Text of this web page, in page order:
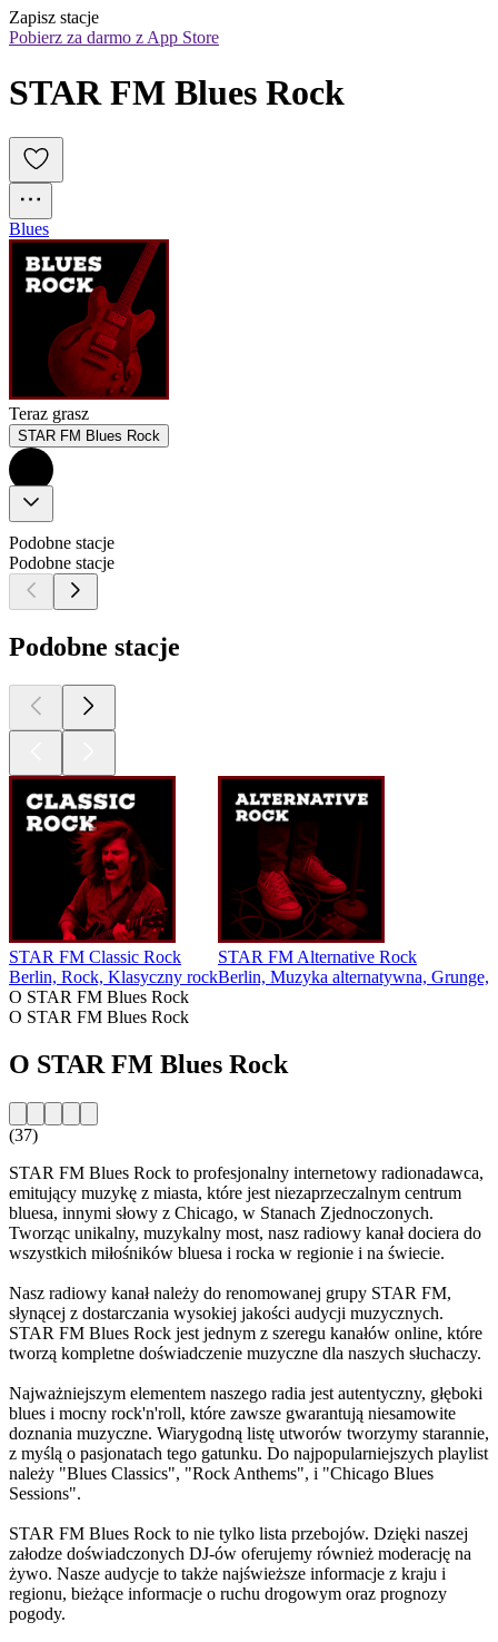
Zapisz stacje
Pobierz za darmo z App Store
STAR FM Blues Rock
Blues
Teraz grasz
STAR FM Blues Rock
Podobne stacje
Podobne stacje
Podobne stacje
STAR FM Classic Rock
Berlin, Rock, Klasyczny rock
STAR FM Alternative Rock
Berlin, Muzyka alternatywna, Grunge,
O STAR FM Blues Rock
O STAR FM Blues Rock
O STAR FM Blues Rock
(37)
STAR FM Blues Rock to profesjonalny internetowy radionadawca,
emitujący muzykę z miasta, które jest niezaprzeczalnym centrum
bluesa, innymi słowy z Chicago, w Stanach Zjednoczonych.
Tworząc unikalny, muzykalny most, nasz radiowy kanał dociera do
wszystkich miłośników bluesa i rocka w regionie i na świecie.
Nasz radiowy kanał należy do renomowanej grupy STAR FM,
słynącej z dostarczania wysokiej jakości audycji muzycznych.
STAR FM Blues Rock jest jednym z szeregu kanałów online, które
tworzą kompletne doświadczenie muzyczne dla naszych słuchaczy.
Najważniejszym elementem naszego radia jest autentyczny, głęboki
blues i mocny rock'n'roll, które zawsze gwarantują niesamowite
doznania muzyczne. Wiarygodną listę utworów tworzymy starannie,
z myślą o pasjonatach tego gatunku. Do najpopularniejszych playlist
należy "Blues Classics", "Rock Anthems", i "Chicago Blues
Sessions".
STAR FM Blues Rock to nie tylko lista przebojów. Dzięki naszej
załodze doświadczonych DJ-ów oferujemy również moderację na
żywo. Nasze audycje to także najświeższe informacje z kraju i
regionu, bieżące informacje o ruchu drogowym oraz prognozy
pogody.